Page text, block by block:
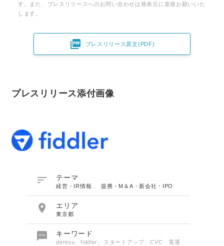
す。また、プレスリリースへのお問い合わせは発表元に直接お願いいた
します。
 プレスリリース原文(PDF)
プレスリリース添付画像
 テーマ
経営・IR情報 、提携・M＆A・新会社・IPO
 エリア
東京都
 キーワード
dentsu、fiddler、スタートアップ、CVC、電通